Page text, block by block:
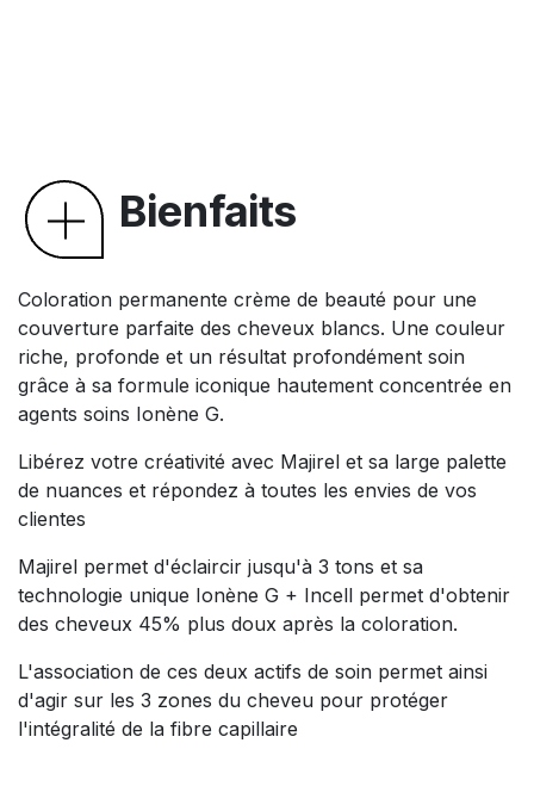
Bienfaits
Coloration permanente crème de beauté pour une
couverture parfaite des cheveux blancs. Une couleur
riche, profonde et un résultat profondément soin
grâce à sa formule iconique hautement concentrée en
agents soins Ionène G.
Libérez votre créativité avec Majirel et sa large palette
de nuances et répondez à toutes les envies de vos
clientes
Majirel permet d'éclaircir jusqu'à 3 tons et sa
technologie unique Ionène G + Incell permet d'obtenir
des cheveux 45% plus doux après la coloration.
L'association de ces deux actifs de soin permet ainsi
d'agir sur les 3 zones du cheveu pour protéger
l'intégralité de la fibre capillaire